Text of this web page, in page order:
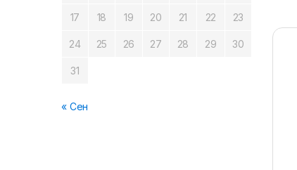
17 18 19 20 21 22 23
24 25 26 27 28 29 30
31
« Сен